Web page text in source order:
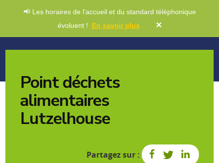
📢 Les horaires de l'accueil et du standard téléphonique
évoluent ! En savoir plus ✕
Point déchets
alimentaires
Lutzelhouse
Partagez sur :